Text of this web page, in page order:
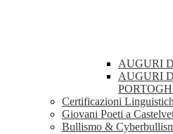
AUGURI
AUGURI
Certificazioni
Giovani Poeti a
Bullismo &